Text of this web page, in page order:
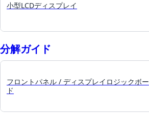
小型LCDディスプレイ
分解ガイド
フロントパネル / ディスプレイロジックボー
ド